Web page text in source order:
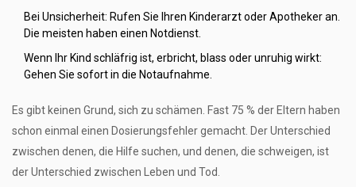
Bei Unsicherheit: Rufen Sie Ihren Kinderarzt oder Apotheker an.
Die meisten haben einen Notdienst.
Wenn Ihr Kind schläfrig ist, erbricht, blass oder unruhig wirkt:
Gehen Sie sofort in die Notaufnahme.
Es gibt keinen Grund, sich zu schämen. Fast 75 % der Eltern haben
schon einmal einen Dosierungsfehler gemacht. Der Unterschied
zwischen denen, die Hilfe suchen, und denen, die schweigen, ist
der Unterschied zwischen Leben und Tod.